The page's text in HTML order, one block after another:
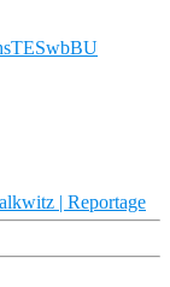
| Reportage